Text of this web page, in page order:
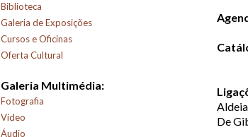
Biblioteca
Galeria de Exposições
Cursos e Oficinas
Oferta Cultural
Galeria Multimédia:
Fotografia
Vídeo
Áudio
De